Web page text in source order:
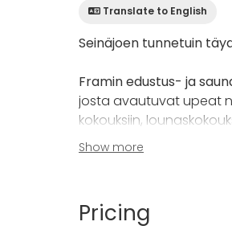
Translate to English
Seinäjoen tunnetuin
Framin edustus- ja
josta avautuvat upeat
kokouksiin,
Tilasta löytyy 16 hengen
Show more
Pricing